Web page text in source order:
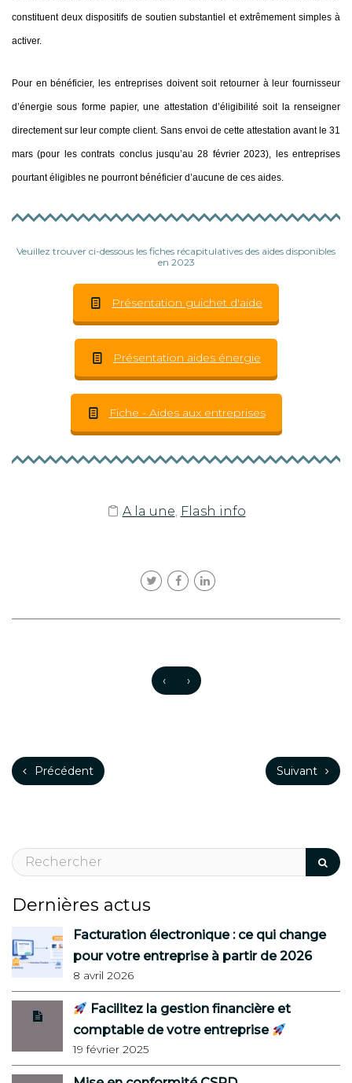
constituent deux dispositifs de soutien substantiel et extrêmement simples à
activer.
Pour en bénéficier, les entreprises doivent soit retourner à leur fournisseur
d’énergie sous forme papier, une attestation d’éligibilité soit la renseigner
directement sur leur compte client. Sans envoi de cette attestation avant le 31
mars (pour les contrats conclus jusqu’au 28 février 2023), les entreprises
pourtant éligibles ne pourront bénéficier d’aucune de ces aides.
Veuillez trouver ci-dessous les fiches récapitulatives des aides disponibles
en 2023
Présentation guichet d'aide
Présentation aides énergie
Fiche - Aides aux entreprises
A la une, Flash info
‹ ›
Précédent Suivant
Dernières actus
Facturation électronique : ce qui change
pour votre entreprise à partir de 2026
8 avril 2026
Facilitez la gestion financière et
comptable de votre entreprise
19 février 2025